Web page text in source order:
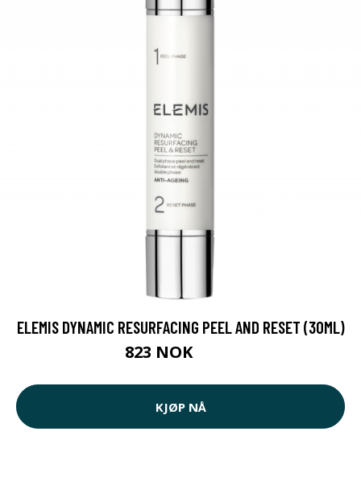
ELEMIS DYNAMIC RESURFACING PEEL AND RESET (30ML)
823 NOK
KJØP NÅ